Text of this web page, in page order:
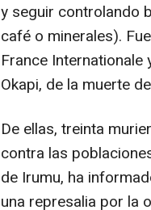
y seguir controlando
café o minerales).
France Internationale
Okapi, de la muerte
De ellas, treinta
contra las
de Irumu, ha
una represalia por la